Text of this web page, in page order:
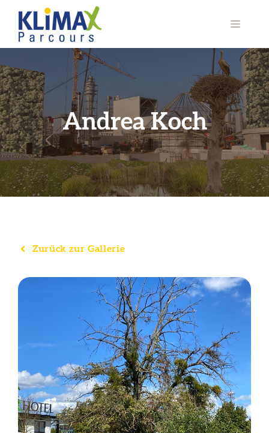
Inhalt
springen
Menü
Andrea Koch
Zurück zur Gallerie